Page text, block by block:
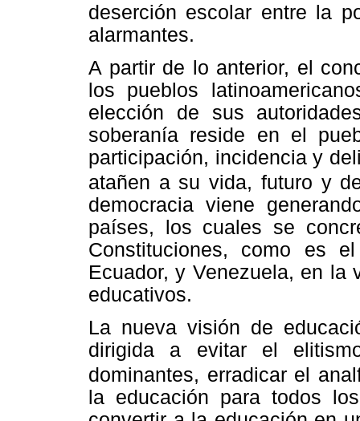
deserción escolar entre la
alarmantes.
A partir de lo anterior, el
los pueblos
elección de sus
soberanía reside en el
participación, incidencia y
atañen a su vida, futuro y
democracia viene
países, los cuales se
Constituciones, como es
Ecuador, y Venezuela, en la
educativos.
La nueva visión de
dirigida a evitar el
dominantes, erradicar el
la educación para todos